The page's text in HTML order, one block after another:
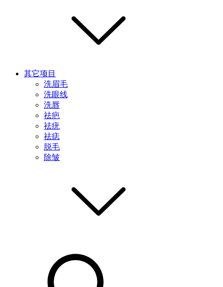
其它项目
洗眉毛
洗眼线
洗唇
祛疤
祛疣
祛痣
脱毛
除皱